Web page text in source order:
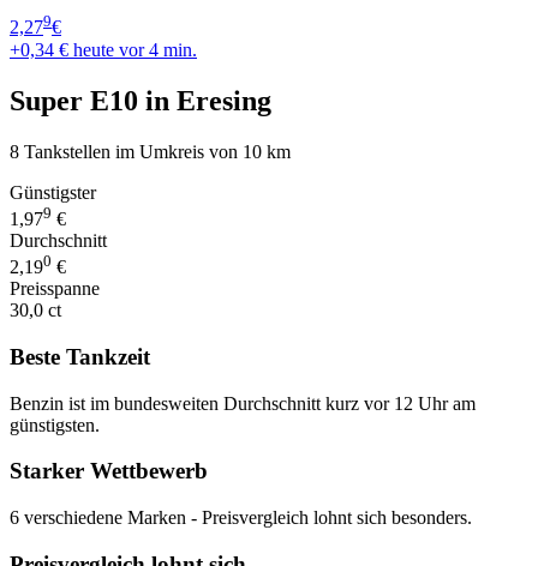
2,279€
+0,34 € heute vor 4 min.
Super E10 in Eresing
8 Tankstellen im Umkreis von 10 km
Günstigster
1,979 €
Durchschnitt
2,190 €
Preisspanne
30,0 ct
Beste Tankzeit
Benzin ist im bundesweiten Durchschnitt kurz vor 12 Uhr am
günstigsten.
Starker Wettbewerb
6 verschiedene Marken - Preisvergleich lohnt sich besonders.